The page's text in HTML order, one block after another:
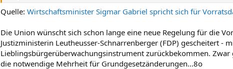
Quelle: Wirtschaftsminister Sigmar Gabriel spricht sich für
Die Union wünscht sich schon lange eine neue Regelung für die
Justizministerin Leutheusser-Schnarrenberger (FDP) gescheitert -
Lieblingsbürgerüberwachungsinstrument zurückbekommen.
die notwendige Mehrheit für Grundgesetzänderungen...8o